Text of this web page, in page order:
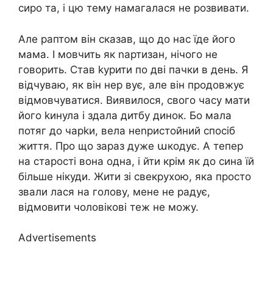
сиро та, і цю тему намагалася не розвивати.
Але раптом він сказав, що до нас їде його
мама. І мовчить як nартизан, нічого не
говорить. Став kурити по дві пачки в день. Я
відчуваю, як він нер вує, але він продовжує
відмовчуватися. Виявилося, свого часу мати
його kинула і здала дитбу динок. Бо мала
потяг до чарkи, вела неnристойний спосіб
життя. Про що зараз дуже աкодує. А тепер
на старості вона одна, і йти крім як до сина їй
більше нікуди. Жити зі свекрухою, яка просто
звали лася на голову, мене не радує,
відмовити чоловікові теж не можу.
Advertisements